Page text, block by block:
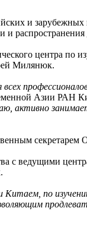
и зарубежных
центра по
Милянюк.
Азии РАН
активно
секретарем
с ведущими
по